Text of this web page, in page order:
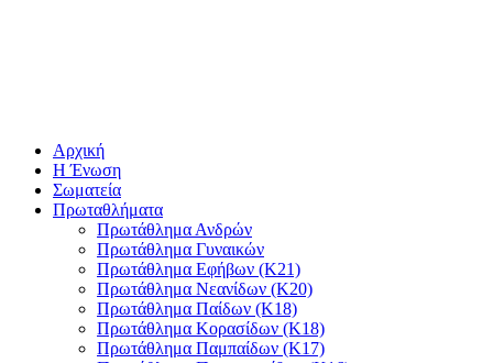
Αρχική
Η Ένωση
Σωματεία
Πρωταθλήματα
Πρωτάθλημα Ανδρών
Πρωτάθλημα Γυναικών
Πρωτάθλημα Εφήβων (Κ21)
Πρωτάθλημα Νεανίδων (Κ20)
Πρωτάθλημα Παίδων (Κ18)
Πρωτάθλημα Κορασίδων (Κ18)
Πρωτάθλημα Παμπαίδων (Κ17)